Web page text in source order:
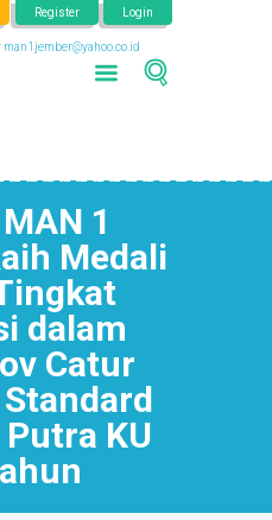
Register Login
man1jember@yahoo.co.id
1
Medali
dalam
Catur
KU